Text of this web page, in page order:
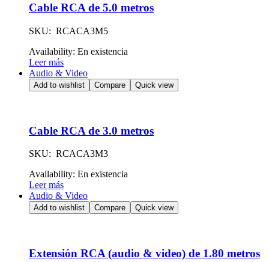
Cable RCA de 5.0 metros
SKU: RCACA3M5
Availability: En existencia
Leer más
Audio & Video
Add to wishlist Compare Quick view
Cable RCA de 3.0 metros
SKU: RCACA3M3
Availability: En existencia
Leer más
Audio & Video
Add to wishlist Compare Quick view
Extensión RCA (audio & video) de 1.80 metros